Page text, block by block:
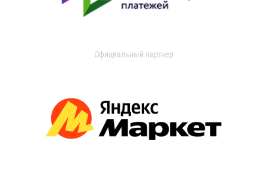
Официальный партнер